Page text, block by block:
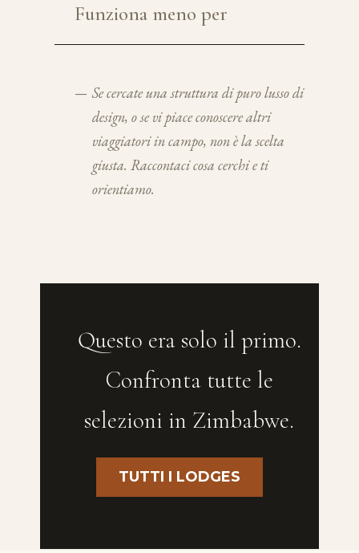
Funziona meno per
— Se cercate una struttura di puro lusso di
design, o se vi piace conoscere altri
viaggiatori in campo, non è la scelta
giusta. Raccontaci cosa cerchi e ti
orientiamo.
Questo era solo il primo.
Confronta tutte le
selezioni in Zimbabwe.
TUTTI I LODGES